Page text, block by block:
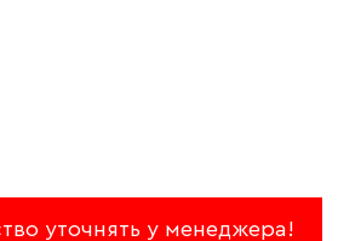
уточнять у менеджера!